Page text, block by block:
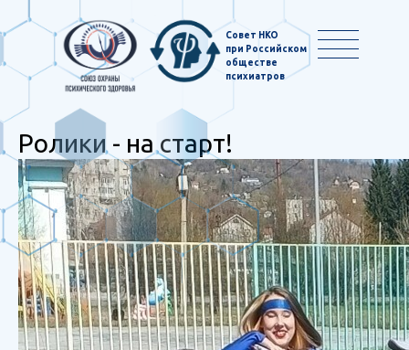
Совет НКО
при Российском
обществе
психиатров
Ролики - на старт!